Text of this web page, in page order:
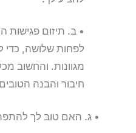
• ב. תיזום
לפחות שלושה, כדי
מגוונות. והחשוב
חיבור והבנה
• ג. האם טוב לך